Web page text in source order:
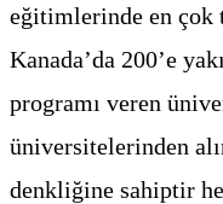
eğitimlerinde en
Kanada’da 200’e
programı veren
üniversitelerinden
denkliğine sahiptir